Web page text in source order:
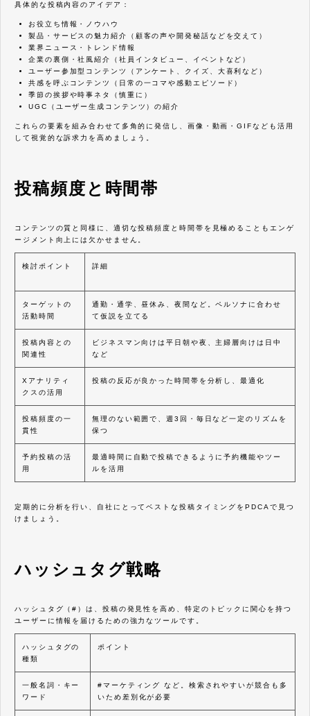
具体的な投稿内容のアイデア：
お役立ち情報・ノウハウ
製品・サービスの魅力紹介（顧客の声や開発秘話などを交えて）
業界ニュース・トレンド情報
企業の裏側・社風紹介（社員インタビュー、イベントなど）
ユーザー参加型コンテンツ（アンケート、クイズ、大喜利など）
共感を呼ぶコンテンツ（日常の一コマや感動エピソード）
季節の挨拶や時事ネタ（慎重に）
UGC（ユーザー生成コンテンツ）の紹介
これらの要素を組み合わせて多角的に発信し、画像・動画・GIFなども活用
して視覚的な訴求力を高めましょう。
投稿頻度と時間帯
コンテンツの質と同様に、適切な投稿頻度と時間帯を見極めることもエンゲ
ージメント向上には欠かせません。
検討ポイント 詳細
ターゲットの
活動時間
通勤・通学、昼休み、夜間など。ペルソナに合わせ
て仮説を立てる
投稿内容との
関連性
ビジネスマン向けは平日朝や夜、主婦層向けは日中
など
Xアナリティ
クスの活用
投稿の反応が良かった時間帯を分析し、最適化
投稿頻度の一
貫性
無理のない範囲で、週3回・毎日など一定のリズムを
保つ
予約投稿の活
用
最適時間に自動で投稿できるように予約機能やツー
ルを活用
定期的に分析を行い、自社にとってベストな投稿タイミングをPDCAで見つ
けましょう。
ハッシュタグ戦略
ハッシュタグ（#）は、投稿の発見性を高め、特定のトピックに関心を持つ
ユーザーに情報を届けるための強力なツールです。
ハッシュタグの
種類
ポイント
一般名詞・キー
ワード
#マーケティング など。検索されやすいが競合も多
いため差別化が必要